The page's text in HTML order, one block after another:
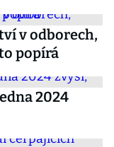
v odborech,
popírá
2024